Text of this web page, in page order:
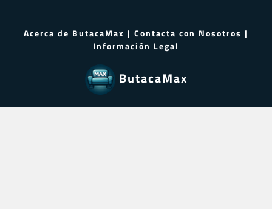
Acerca de ButacaMax | Contacta con Nosotros |
Información Legal
ButacaMax